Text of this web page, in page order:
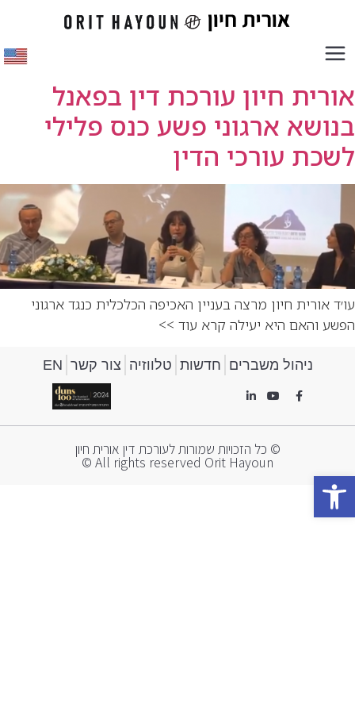
פתח סרגל נגישות
אורית חיון עורכת דין בפאנל
בנושא ארגוני פשע כנס פלילי
לשכת עורכי הדין
עו׳ד אורית חיון מרצה בעניין האכיפה הכלכלית כנגד ארגוני
הפשע והאם היא יעילה קרא עוד >>
ניהול משברים חדשות טלווזיה צור קשר EN
© כל הזכויות שמורות לעורכת דין אורית חיון
All rights reserved Orit Hayoun ©